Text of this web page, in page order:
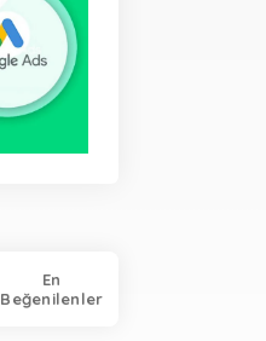
En
Beğenilenler